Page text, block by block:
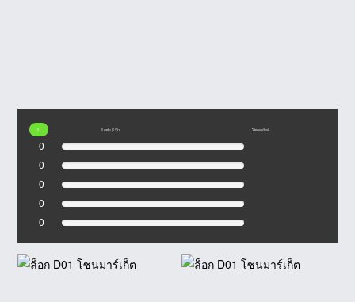
0 เรตติ้ง (0 รีวิว) ให้คะแนนร้านนี้
0
0
0
0
0